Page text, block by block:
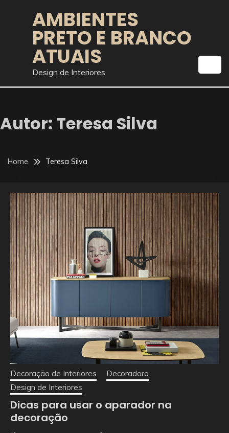
AMBIENTES
PRETO E BRANCO
ATUAIS
Design de Interiores
Autor: Teresa Silva
Home Teresa Silva
Decoração de Interiores
Decoradora
Design de Interiores
Dicas para usar o aparador na
decoração